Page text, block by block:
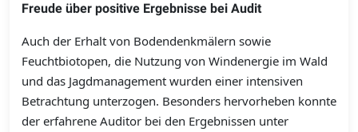
Freude über positive Ergebnisse bei Audit
Auch der Erhalt von Bodendenkmälern sowie
Feuchtbiotopen, die Nutzung von Windenergie im Wald
und das Jagdmanagement wurden einer intensiven
Betrachtung unterzogen. Besonders hervorheben konnte
der erfahrene Auditor bei den Ergebnissen unter